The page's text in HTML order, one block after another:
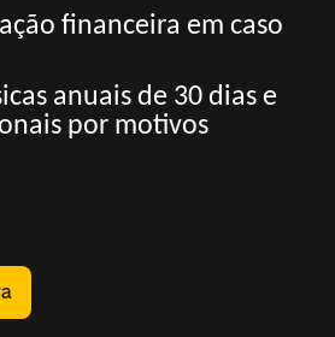
financeira em caso
anuais de 30 dias e
por motivos